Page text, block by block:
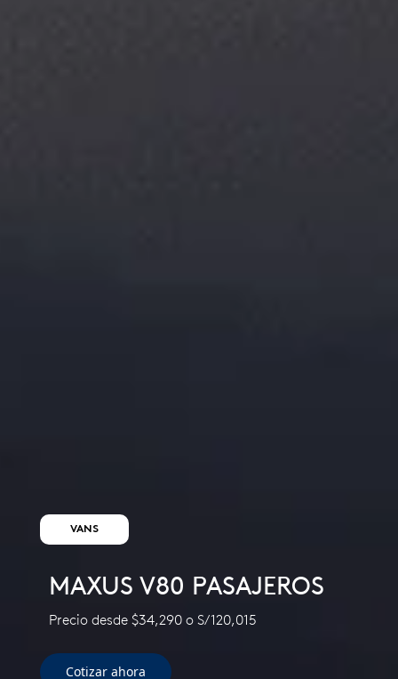
VANS
MAXUS V80 PASAJEROS
Precio desde $34,290 o S/120,015​
Cotizar ahora